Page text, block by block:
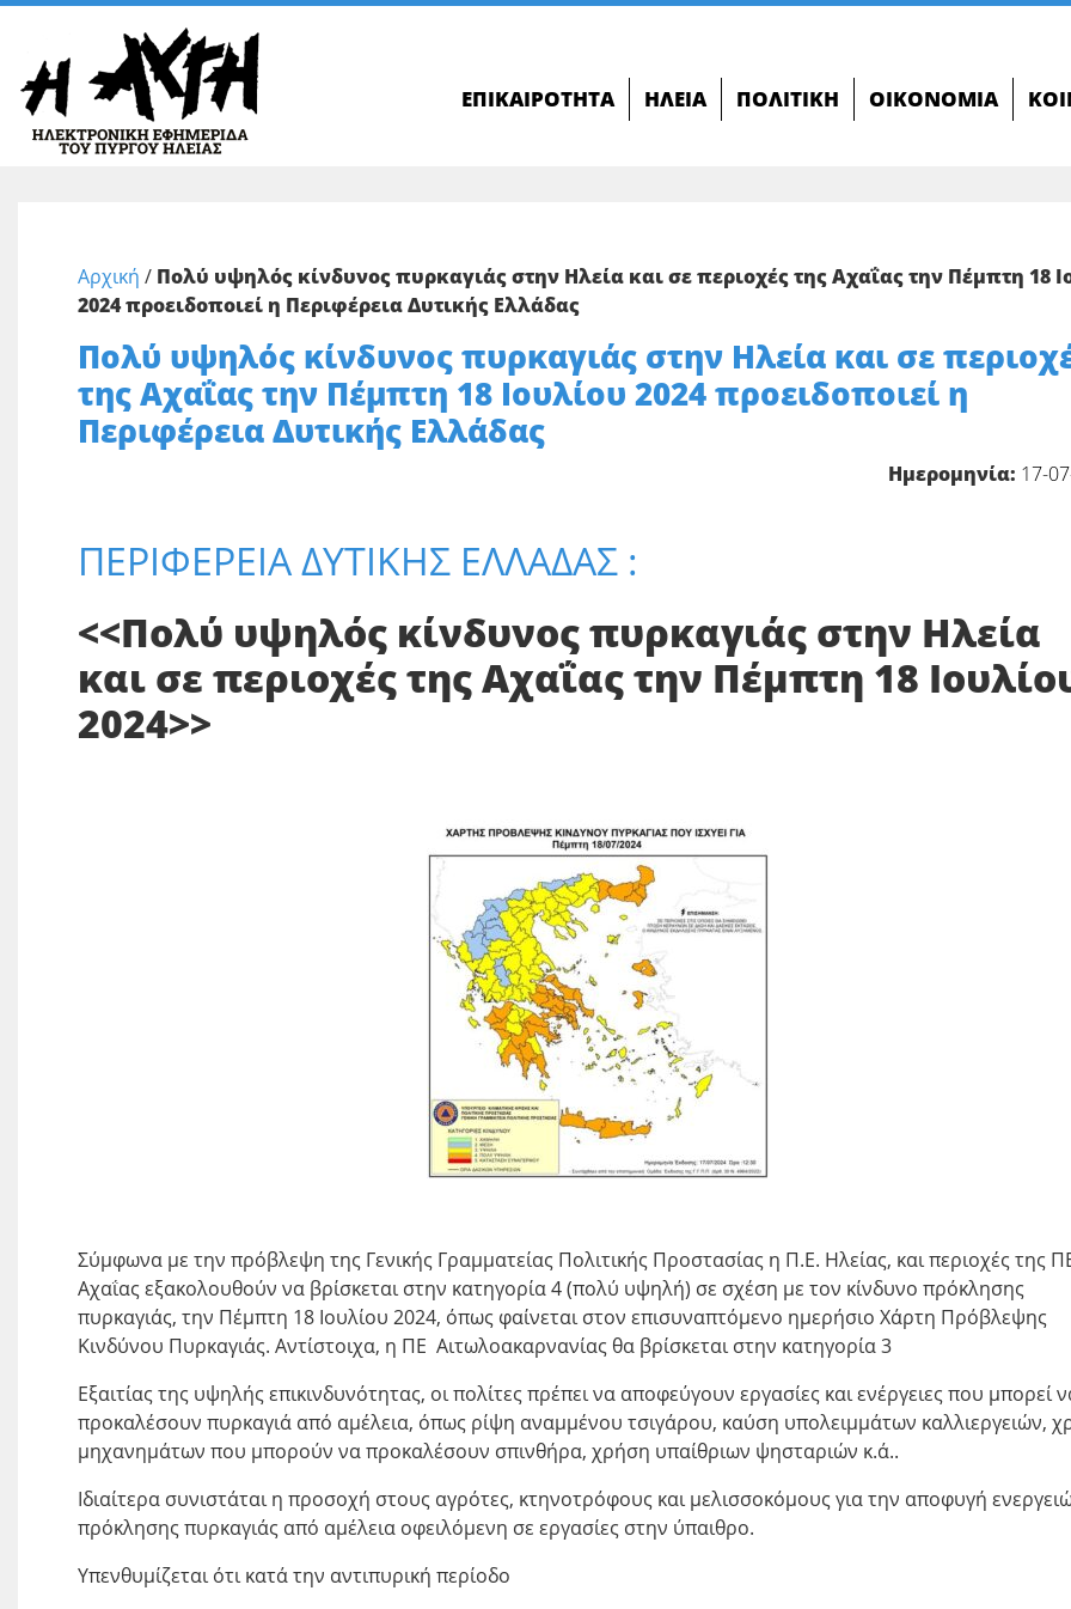
ΕΠΙΚΑΙΡΌΤΗΤΑ ΗΛΕΊΑ ΠΟΛΙΤΙΚΉ ΟΙΚΟΝΟΜΊΑ
Αρχική / Πολύ υψηλός κίνδυνος πυρκαγιάς στην Ηλεία και σε περιοχές της Αχαΐας την Πέμπτη 18
2024 προειδοποιεί η Περιφέρεια Δυτικής Ελλάδας
Πολύ υψηλός κίνδυνος πυρκαγιάς στην Ηλεία και σε
της Αχαΐας την Πέμπτη 18 Ιουλίου 2024 προειδοποιεί η
Περιφέρεια Δυτικής Ελλάδας
Ημερομηνία: 17-
ΠΕΡΙΦΕΡΕΙΑ ΔΥΤΙΚΗΣ ΕΛΛΑΔΑΣ :
<<Πολύ υψηλός κίνδυνος πυρκαγιάς στην Ηλεία
και σε περιοχές της Αχαΐας την Πέμπτη 18
2024>>
Σύμφωνα με την πρόβλεψη της Γενικής Γραμματείας Πολιτικής Προστασίας η Π.Ε. Ηλείας, και περιοχές της
Αχαΐας εξακολουθούν να βρίσκεται στην κατηγορία 4 (πολύ υψηλή) σε σχέση με τον κίνδυνο πρόκλησης
πυρκαγιάς, την Πέμπτη 18 Ιουλίου 2024, όπως φαίνεται στον επισυναπτόμενο ημερήσιο Χάρτη Πρόβλεψης
Κινδύνου Πυρκαγιάς. Αντίστοιχα, η ΠΕ Αιτωλοακαρνανίας θα βρίσκεται στην κατηγορία 3
Εξαιτίας της υψηλής επικινδυνότητας, οι πολίτες πρέπει να αποφεύγουν εργασίες και ενέργειες που μπορεί
προκαλέσουν πυρκαγιά από αμέλεια, όπως ρίψη αναμμένου τσιγάρου, καύση υπολειμμάτων καλλιεργειών,
μηχανημάτων που μπορούν να προκαλέσουν σπινθήρα, χρήση υπαίθριων ψησταριών κ.ά..
Ιδιαίτερα συνιστάται η προσοχή στους αγρότες, κτηνοτρόφους και μελισσοκόμους για την αποφυγή
πρόκλησης πυρκαγιάς από αμέλεια οφειλόμενη σε εργασίες στην ύπαιθρο.
Υπενθυμίζεται ότι κατά την αντιπυρική περίοδο